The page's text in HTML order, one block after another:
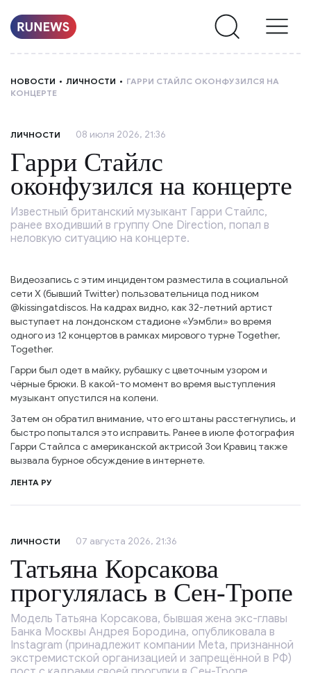
О
НАС
НОВОСТИ ЛИЧНОСТИ
ГАРРИ СТАЙЛС ОКОНФУЗИЛСЯ НА
КОНЦЕРТЕ
ЛИЧНОСТИ 08 июля 2026, 21:36
Гарри Стайлс
оконфузился на концерте
Известный британский музыкант Гарри Стайлс,
ранее входивший в группу One Direction, попал в
неловкую ситуацию на концерте.
Видеозапись с этим инцидентом разместила в социальной
сети X (бывший Twitter) пользовательница под ником
@kissingatdiscos. На кадрах видно, как 32-летний артист
выступает на лондонском стадионе «Уэмбли» во время
одного из 12 концертов в рамках мирового турне Together,
Together.
Гарри был одет в майку, рубашку с цветочным узором и
чёрные брюки. В какой-то момент во время выступления
музыкант опустился на колени.
Затем он обратил внимание, что его штаны расстегнулись, и
быстро попытался это исправить. Ранее в июле фотография
Гарри Стайлса с американской актрисой Зои Кравиц также
вызвала бурное обсуждение в интернете.
ЛЕНТА РУ
ЛИЧНОСТИ 07 августа 2026, 21:36
Татьяна Корсакова
прогулялась в Сен-Тропе
Модель Татьяна Корсакова, бывшая жена экс-главы
Банка Москвы Андрея Бородина, опубликовала в
Instagram (принадлежит компании Meta, признанной
экстремистской организацией и запрещённой в РФ)